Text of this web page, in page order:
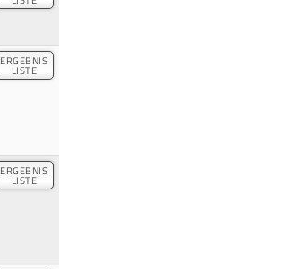
ERGEBNIS
LISTE
ERGEBNIS
LISTE